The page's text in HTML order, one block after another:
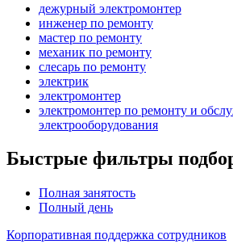
дежурный электромонтер
инженер по ремонту
мастер по ремонту
механик по ремонту
слесарь по ремонту
электрик
электромонтер
электромонтер по ремонту и
электрооборудования
Быстрые фильтры
Полная занятость
Полный день
Корпоративная поддержка сотрудников